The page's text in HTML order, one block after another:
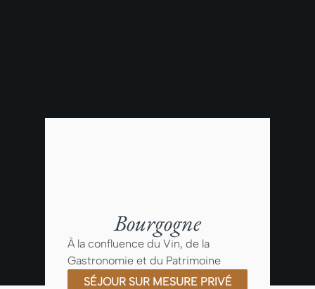
Bourgogne
À la confluence du Vin, de la
Gastronomie et du Patrimoine
SÉJOUR SUR MESURE PRIVÉ